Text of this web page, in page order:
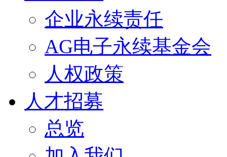
企业永续责任
AG电子永续基金会
人权政策
人才招募
总览